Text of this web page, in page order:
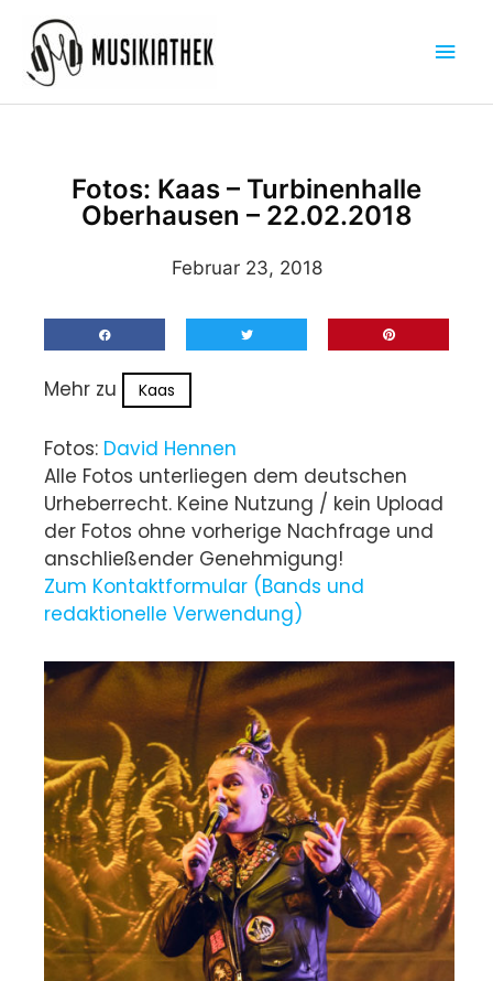
Inhalt
springen
Fotos: Kaas – Turbinenhalle
Oberhausen – 22.02.2018
Februar 23, 2018
Mehr zu Kaas
Fotos: David Hennen
Alle Fotos unterliegen dem deutschen
Urheberrecht. Keine Nutzung / kein Upload
der Fotos ohne vorherige Nachfrage und
anschließender Genehmigung!
Zum Kontaktformular (Bands und
redaktionelle Verwendung)